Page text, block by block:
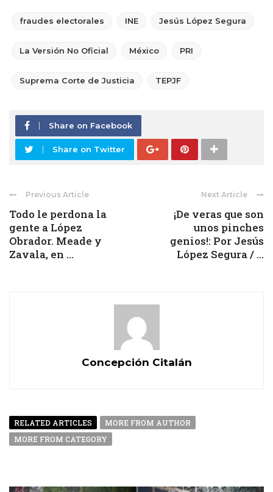
fraudes electorales INE Jesús López Segura
La Versión No Oficial México PRI
Suprema Corte de Justicia TEPJF
Share on Facebook
Share on Twitter
Previous Article
Todo le perdona la
gente a López
Obrador. Meade y
Zavala, en ...
Next Article
¡De veras que son
unos pinches
genios!: Por Jesús
López Segura / ...
Concepción Citalán
RELATED ARTICLES
MORE FROM AUTHOR
MORE FROM CATEGORY